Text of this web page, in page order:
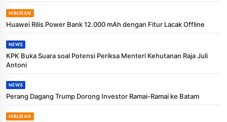
HIBURAN
Huawei Rilis Power Bank 12.000 mAh dengan Fitur Lacak Offline
NEWS
KPK Buka Suara soal Potensi Periksa Menteri Kehutanan Raja Juli
Antoni
NEWS
Perang Dagang Trump Dorong Investor Ramai-Ramai ke Batam
HIBURAN